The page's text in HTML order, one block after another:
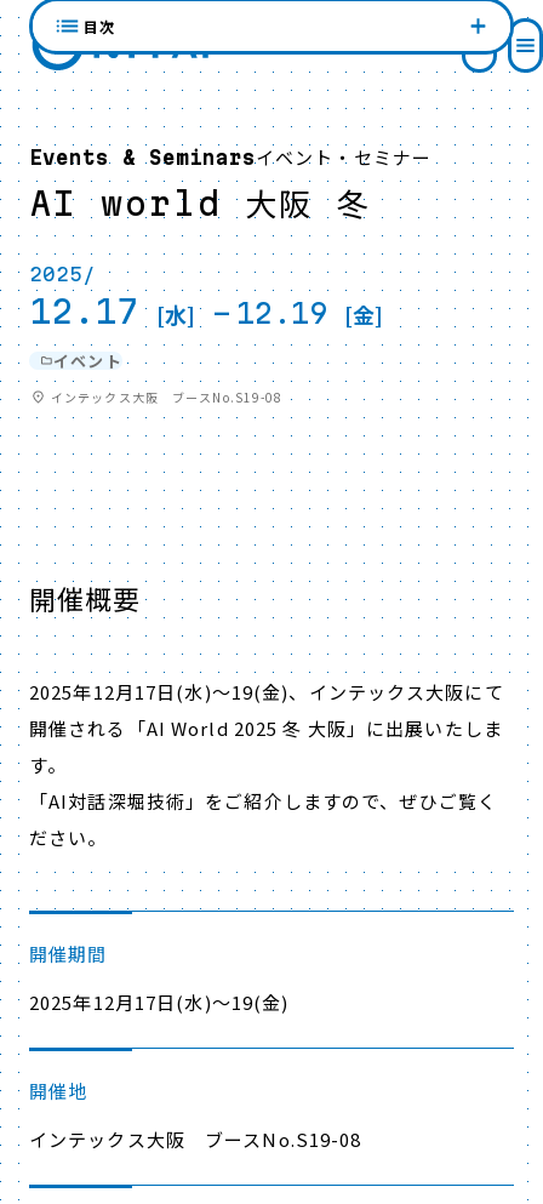
Events & Seminarsイベント・セミナー
AI world 大阪 冬
2025/
12.17 [水] - 12.19 [金]
イベント
インテックス大阪 ブースNo.S19-08
開催概要
2025年12月17日(水)～19(金)、インテックス大阪にて
開催される「AI World 2025 冬 大阪 」に出展いたしま
す。
「AI対話深堀技術 」をご紹介しますので、ぜひご覧く
ださい。
開催期間
2025年12月17日(水)～19(金)
開催地
インテックス大阪 ブースNo.S19-08
目次